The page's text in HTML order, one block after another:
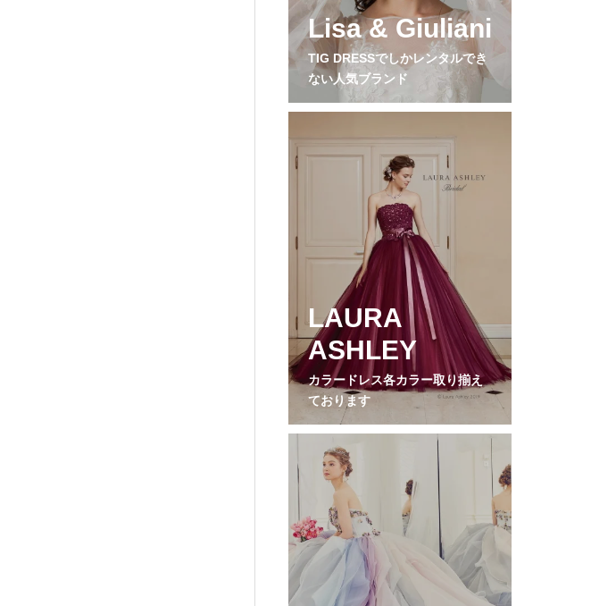
Lisa & Giuliani
TIG DRESSでしかレンタルでき
ない人気ブランド
LAURA
ASHLEY
カラードレス各カラー取り揃え
ております